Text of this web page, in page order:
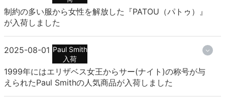
制約の多い服から女性を解放した『PATOU（パトゥ）』
が入荷しました
2025-08-01 Paul Smith
入荷
1999年にはエリザベス女王からサー(ナイト)の称号が与
えられたPaul Smithの人気商品が入荷しました